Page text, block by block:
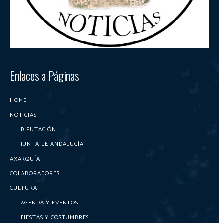
Enlaces a Páginas
HOME
NOTICIAS
DIPUTACIÓN
JUNTA DE ANDALUCÍA
AXARQUÍA
COLABORADORES
CULTURA
AGENDA Y EVENTOS
FIESTAS Y COSTUMBRES